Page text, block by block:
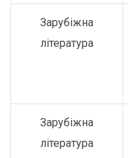
Зарубіжна
література
Зарубіжна
література